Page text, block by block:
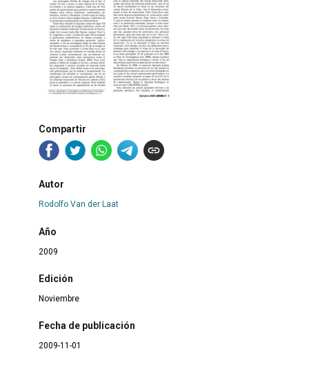
Compartir
Autor
Rodolfo Van der Laat
Año
2009
Edición
Noviembre
Fecha de publicación
2009-11-01